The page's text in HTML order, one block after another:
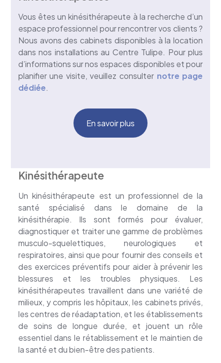
Vous êtes un kinésithérapeute à la recherche d’un
espace professionnel pour rencontrer vos clients ?
Nous avons des cabinets disponibles à la location
dans nos installations au Centre Tulipe. Pour plus
d’informations sur nos espaces disponibles et pour
planifier une visite, veuillez consulter notre page
dédiée.
En savoir plus
Kinésithérapeute
Un kinésithérapeute est un professionnel de la
santé spécialisé dans le domaine de la
kinésithérapie. Ils sont formés pour évaluer,
diagnostiquer et traiter une gamme de problèmes
musculo-squelettiques, neurologiques et
respiratoires, ainsi que pour fournir des conseils et
des exercices préventifs pour aider à prévenir les
blessures et les troubles physiques. Les
kinésithérapeutes travaillent dans une variété de
milieux, y compris les hôpitaux, les cabinets privés,
les centres de réadaptation, et les établissements
de soins de longue durée, et jouent un rôle
essentiel dans le rétablissement et le maintien de
la santé et du bien-être des patients.